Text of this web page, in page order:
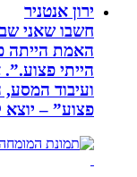
ירון אנטניר
חשבו שאני שבור.
האמת הייתה
הייתי פצוע.”.
ועיבוד המסע,
פצוע” – יוצא לאור.